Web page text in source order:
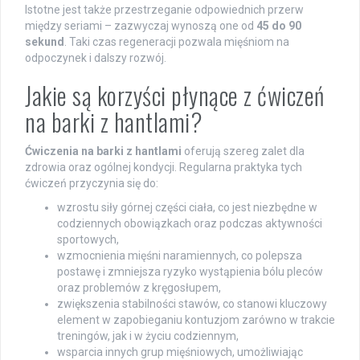
Istotne jest także przestrzeganie odpowiednich przerw
między seriami – zazwyczaj wynoszą one od 45 do 90
sekund . Taki czas regeneracji pozwala mięśniom na
odpoczynek i dalszy rozwój.
Jakie są korzyści płynące z ćwiczeń
na barki z hantlami?
Ćwiczenia na barki z hantlami oferują szereg zalet dla
zdrowia oraz ogólnej kondycji. Regularna praktyka tych
ćwiczeń przyczynia się do:
wzrostu siły górnej części ciała, co jest niezbędne w
codziennych obowiązkach oraz podczas aktywności
sportowych,
wzmocnienia mięśni naramiennych, co polepsza
postawę i zmniejsza ryzyko wystąpienia bólu pleców
oraz problemów z kręgosłupem,
zwiększenia stabilności stawów, co stanowi kluczowy
element w zapobieganiu kontuzjom zarówno w trakcie
treningów, jak i w życiu codziennym,
wsparcia innych grup mięśniowych, umożliwiając